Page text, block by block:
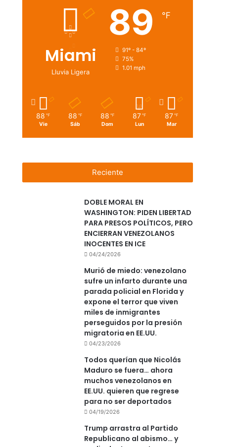
Miami
Lluvia Ligera
89 ℉
91º - 84º
75%
1.01 mph
88 ℉
Vie
88 ℉
Sáb
88 ℉
Dom
87 ℉
Lun
87 ℉
Mar
Reciente
DOBLE MORAL EN
WASHINGTON: PIDEN LIBERTAD
PARA PRESOS POLÍTICOS, PERO
ENCIERRAN VENEZOLANOS
INOCENTES EN ICE
04/24/2026
Murió de miedo: venezolano
sufre un infarto durante una
parada policial en Florida y
expone el terror que viven
miles de inmigrantes
perseguidos por la presión
migratoria en EE.UU.
04/23/2026
Todos querían que Nicolás
Maduro se fuera… ahora
muchos venezolanos en
EE.UU. quieren que regrese
para no ser deportados
04/19/2026
Trump arrastra al Partido
Republicano al abismo… y